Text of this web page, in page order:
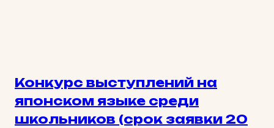
Конкурс выступлений на
японском языке среди
школьников (срок заявки 20